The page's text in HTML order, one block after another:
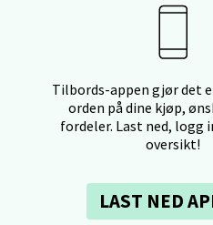
Tilbords-appen gjør det
orden på dine kjøp,
fordeler. Last ned, logg
oversikt!
LAST NED
- Sirkus Shopping